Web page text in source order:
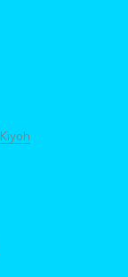
Kiyoh